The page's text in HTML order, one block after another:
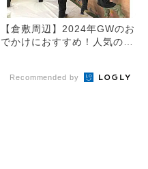
【倉敷周辺】2024年GWのお
でかけにおすすめ！人気のス
Recommended by